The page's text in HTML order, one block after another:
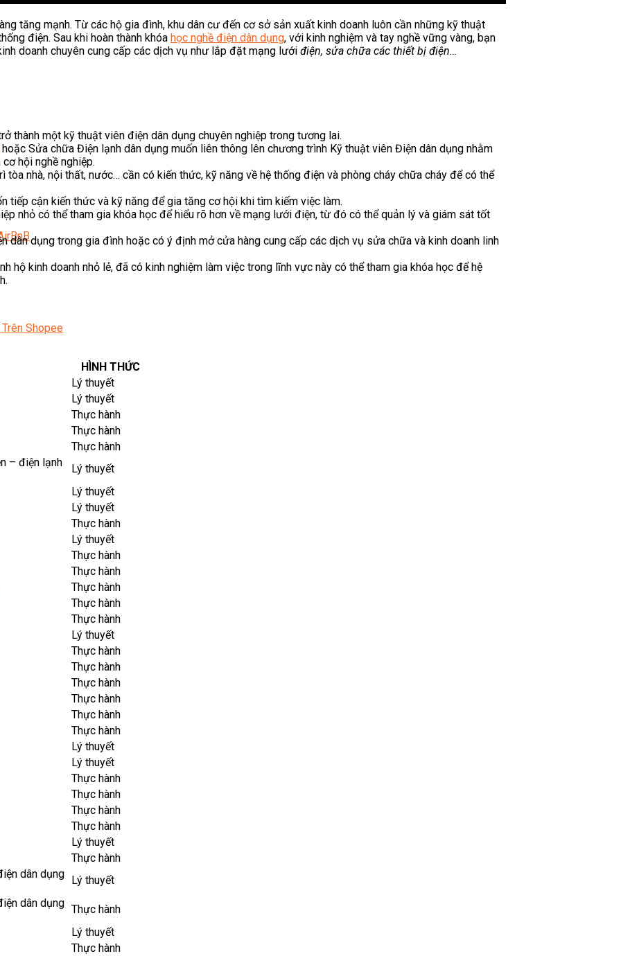
Shopee
tăng mạnh. Từ các hộ gia đình, khu dân cư đến cơ sở sản xuất kinh doanh luôn cần những kỹ thuật
điện. Sau khi hoàn thành khóa học nghề điện dân dụng, với kinh nghiệm và tay nghề vững vàng, bạn
doanh chuyên cung cấp các dịch vụ như lắp đặt mạng lưới điện, sửa chữa các thiết bị điện…
thành một kỹ thuật viên điện dân dụng chuyên nghiệp trong tương lai.
hoặc Sửa chữa Điện lạnh dân dụng muốn liên thông lên chương trình Kỹ thuật viên Điện dân dụng nhằm
hội nghề nghiệp.
nhà, nội thất, nước… cần có kiến thức, kỹ năng về hệ thống điện và phòng cháy chữa cháy để có thể
tiếp cận kiến thức và kỹ năng để gia tăng cơ hội khi tìm kiếm việc làm.
nhỏ có thể tham gia khóa học để hiểu rõ hơn về mạng lưới điện, từ đó có thể quản lý và giám sát tốt
dụng trong gia đình hoặc có ý định mở cửa hàng cung cấp các dịch vụ sửa chữa và kinh doanh linh
hộ kinh doanh nhỏ lẻ, đã có kinh nghiệm làm việc trong lĩnh vực này có thể tham gia khóa học để hệ
HÌNH THỨC
Lý thuyết
Lý thuyết
Thực hành
Thực hành
Thực hành
– điện lạnh
Lý thuyết
Lý thuyết
Lý thuyết
Thực hành
Lý thuyết
Thực hành
Thực hành
Thực hành
Thực hành
Thực hành
Lý thuyết
Thực hành
Thực hành
Thực hành
Thực hành
Thực hành
Thực hành
Lý thuyết
Lý thuyết
Thực hành
Thực hành
Thực hành
Thực hành
Lý thuyết
Thực hành
dân dụng Lý thuyết
dân dụng Thực hành
Lý thuyết
Thực hành